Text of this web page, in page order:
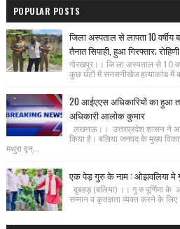
POPULAR POSTS
जिला अस्पताल से लापता 10 वर्षीय
तैनात सिपाही, हुआ गिरफ्तार;
गोरखपुर।। जि ला अस्पताल से 10
कुछ घंटों में सनसनीखेज हत्याकांड में
20 आईएएस अधिकारियों का हुआ
अधिकारी आलोक कुमार
लखनऊ।। उत्तरप्रदेश शासन ने
किया है। बलिया जनपद के मुख्य
मथुरा वृन्...
एक पेड़ गुरु के नाम : ओझवलिया मे
दुबहड़ (बलिया) ।। गु रु पूर्णिमा
सम्मान व कृतज्ञता व्यक्त करने के